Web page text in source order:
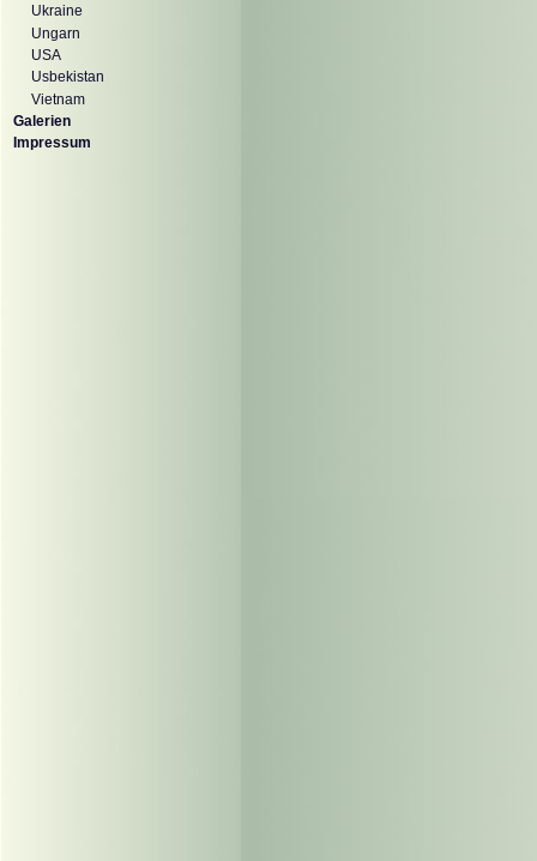
Ukraine
Ungarn
USA
Usbekistan
Vietnam
Galerien
Impressum